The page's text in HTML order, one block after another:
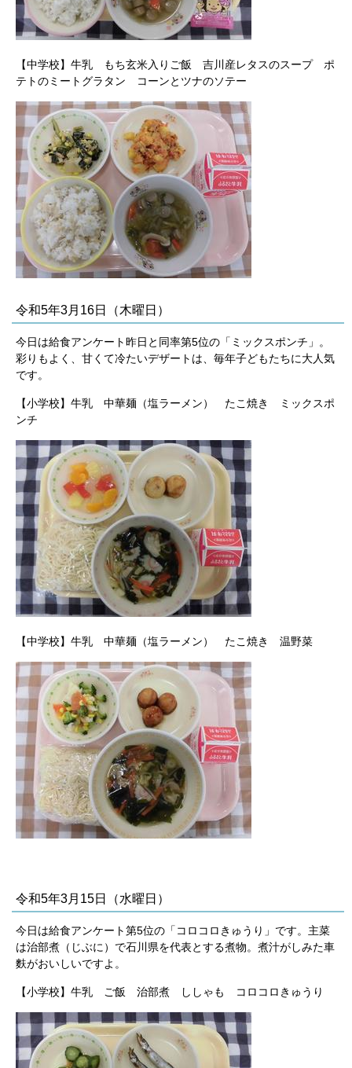
【中学校】牛乳 もち玄米入りご飯 吉川産レタスのスープ ポ
テトのミートグラタン コーンとツナのソテー
令和5年3月16日（木曜日）
今日は給食アンケート昨日と同率第5位の「ミックスポンチ」。
彩りもよく、甘くて冷たいデザートは、毎年子どもたちに大人気
です。
【小学校】牛乳 中華麺（塩ラーメン） たこ焼き ミックスポ
ンチ
【中学校】牛乳 中華麺（塩ラーメン） たこ焼き 温野菜
令和5年3月15日（水曜日）
今日は給食アンケート第5位の「コロコロきゅうり」です。主菜
は治部煮（じぶに）で石川県を代表とする煮物。煮汁がしみた車
麩がおいしいですよ。
【小学校】牛乳 ご飯 治部煮 ししゃも コロコロきゅうり